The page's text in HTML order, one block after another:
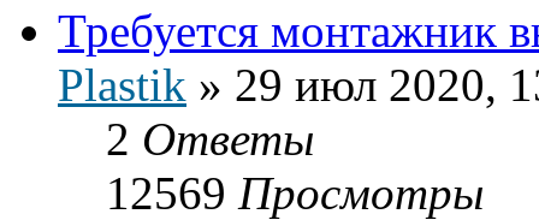
Требуется монтажник
Plastik » 29 июл 2020,
2 Ответы
12569 Просмотры